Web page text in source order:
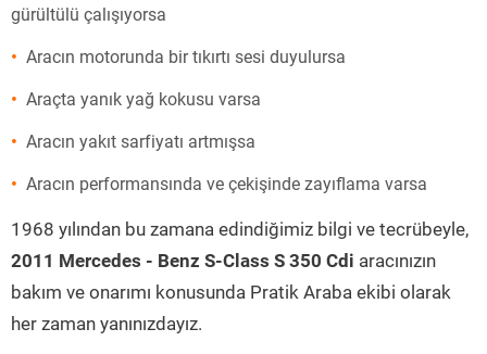
gürültülü çalışıyorsa
Aracın motorunda bir tıkırtı sesi duyulursa
Araçta yanık yağ kokusu varsa
Aracın yakıt sarfiyatı artmışsa
Aracın performansında ve çekişinde zayıflama varsa
1968 yılından bu zamana edindiğimiz bilgi ve tecrübeyle,
2011 Mercedes - Benz S-Class S 350 Cdi aracınızın
bakım ve onarımı konusunda Pratik Araba ekibi olarak
her zaman yanınızdayız.